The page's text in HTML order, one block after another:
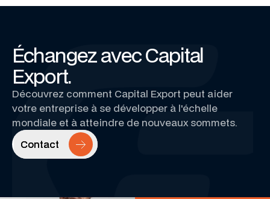
Échangez avec Capital
Export.
Découvrez comment Capital Export peut aider
votre entreprise à se développer à l'échelle
mondiale et à atteindre de nouveaux sommets.
Contact
Contact